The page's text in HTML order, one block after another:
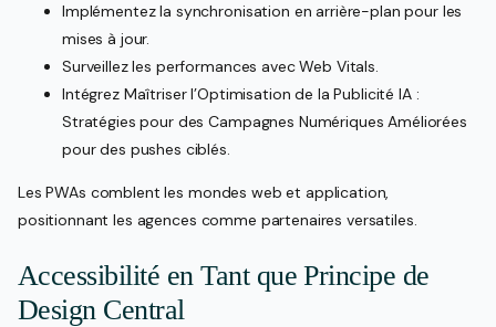
Implémentez la synchronisation en arrière-plan pour les
mises à jour.
Surveillez les performances avec Web Vitals.
Intégrez Maîtriser l’Optimisation de la Publicité IA :
Stratégies pour des Campagnes Numériques Améliorées
pour des pushes ciblés.
Les PWAs comblent les mondes web et application,
positionnant les agences comme partenaires versatiles.
Accessibilité en Tant que Principe de
Design Central